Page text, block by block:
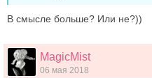
В смысле больше? Или не?))
MagicMist
06 мая 2018